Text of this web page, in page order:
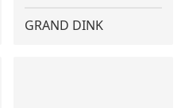
GRAND DINK